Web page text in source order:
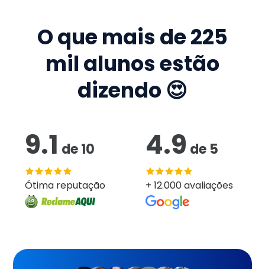
O que mais de225
mil alunos estão
dizendo 😍
9.1 de10
Ótima reputação
4.9 de 5
+ 12.000 avaliações